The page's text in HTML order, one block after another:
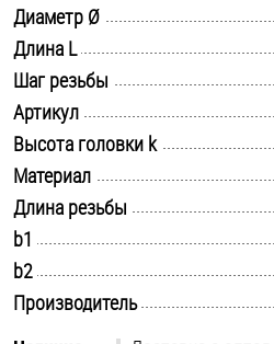
Стопорные кольца
Такелаж
Хомуты
Шпильки
Шплинты
Диаметр Ø
Длина L
Шаг резьбы
Артикул
Высота головки k
Материал
Длина резьбы
b1
b2
Производитель